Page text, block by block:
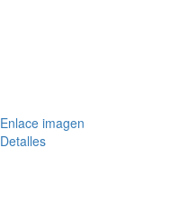
Enlace imagen
Detalles